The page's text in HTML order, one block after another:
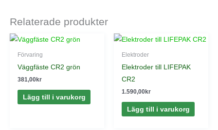
Relaterade produkter
Förvaring
Väggfäste CR2 grön
381,00kr
Lägg till i varukorg
Elektroder
Elektroder till LIFEPAK
CR2
1.590,00kr
Lägg till i varukorg